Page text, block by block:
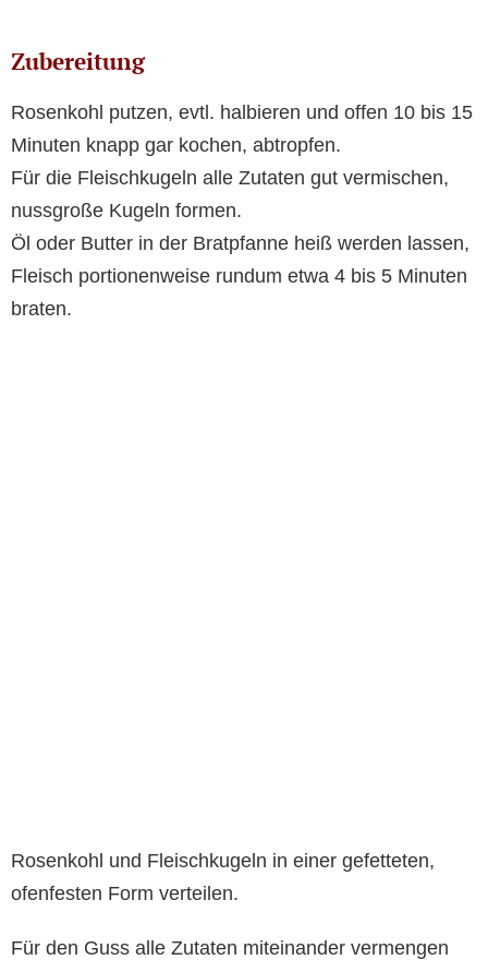
Zubereitung
Rosenkohl putzen, evtl. halbieren und offen 10 bis 15
Minuten knapp gar kochen, abtropfen.
Für die Fleischkugeln alle Zutaten gut vermischen,
nussgroße Kugeln formen.
Öl oder Butter in der Bratpfanne heiß werden lassen,
Fleisch portionenweise rundum etwa 4 bis 5 Minuten
braten.
Rosenkohl und Fleischkugeln in einer gefetteten,
ofenfesten Form verteilen.
Für den Guss alle Zutaten miteinander vermengen